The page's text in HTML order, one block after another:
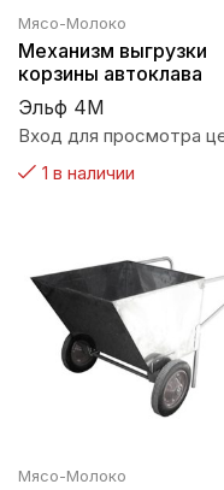
Мясо-Молоко
Механизм выгрузки
корзины автоклава
Эльф 4М
Вход для просмотра
1 в наличии
Мясо-Молоко